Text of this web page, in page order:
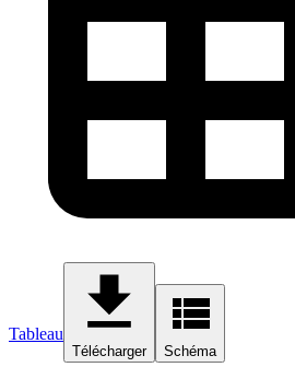
Tableau
Télécharger Schéma